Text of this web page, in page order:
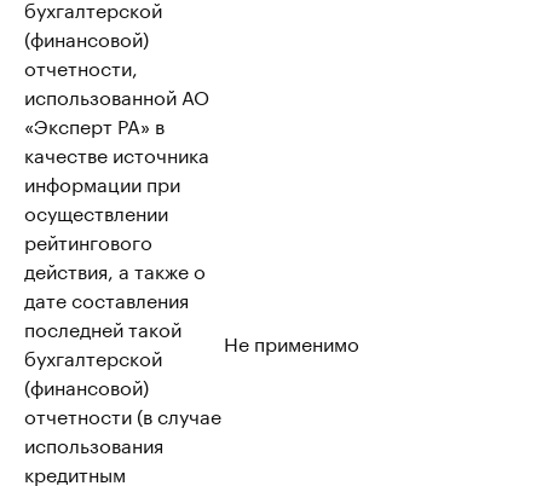
бухгалтерской
(финансовой)
отчетности,
использованной АО
«Эксперт РА» в
качестве источника
информации при
осуществлении
рейтингового
действия, а также о
дате составления
последней такой
бухгалтерской
(финансовой)
отчетности (в случае
использования
кредитным
Не применимо